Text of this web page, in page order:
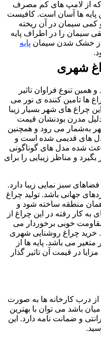
از لامپ های کم مصرف
ها آسان است. کافیست
سیمان در آن ریخته
سیمان را در اطراف پایه
خشک شدن سیمانپایه
شهری
تنوع فراوان تاثیر
ها تامین کننده ی نور می
چراغ های شهر بسیار زیبا
مدرن بودنشان قیمت
به‌شمار می رود و همچنین
های قدیمی شده است و
شده مدل های گوناگونی
و مناظر زیبایی را برای
سبز نمایی زیبا دارد.
جهانی باشد. تولید چراغ
منطقه ساخته شود و
کار رفته در این چراغ از
خوبی برخوردار می
چراغ روشنایی شهری
می باشد. پایه ها از
در قیمت آن تاثیر گذار
درب کارخانه ها به صورت
باشد می توان با بهترین
و ضمانت نامه دارد. این